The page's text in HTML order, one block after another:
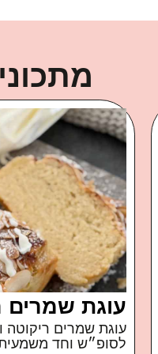
פטה מטוגנת
איך קרה שאכלתי
של משק...